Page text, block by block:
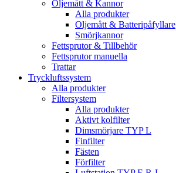
Oljemått & Kannor
Alla produkter
Oljemått & Batteripåfyllare
Smörjkannor
Fettsprutor & Tillbehör
Fettsprutor manuella
Trattar
Tryckluftssystem
Alla produkter
Filtersystem
Alla produkter
Aktivt kolfilter
Dimsmörjare TYP L
Finfilter
Fästen
Förfilter